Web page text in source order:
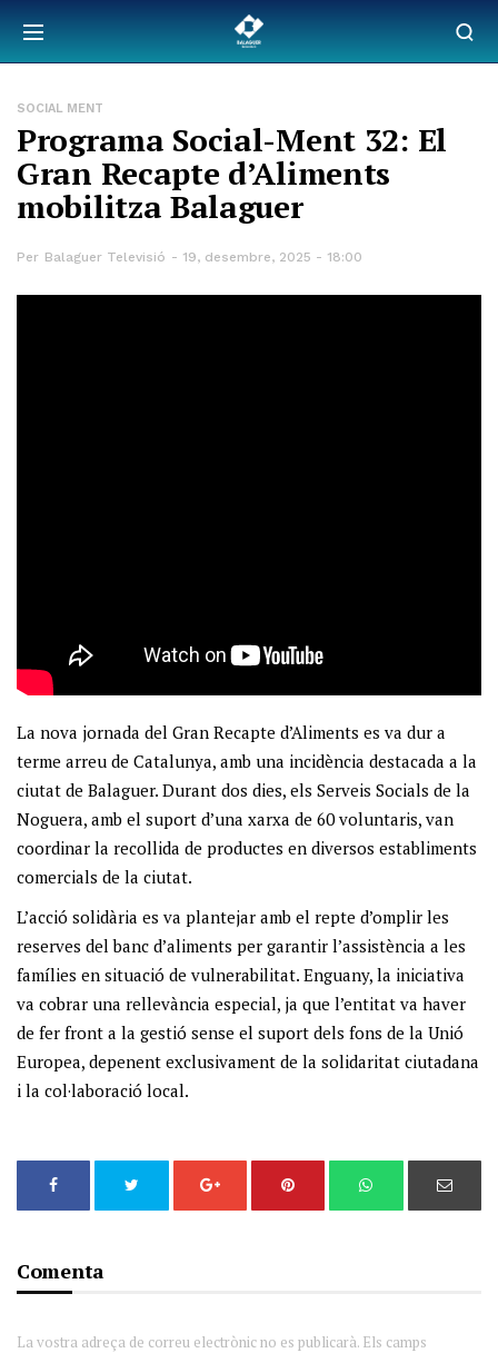
SOCIAL MENT
Programa Social-Ment 32: El
Gran Recapte d’Aliments
mobilitza Balaguer
Per Balaguer Televisió 19, desembre, 2025 - 18:00
La nova jornada del Gran Recapte d’Aliments es va dur a
terme arreu de Catalunya, amb una incidència destacada a la
ciutat de Balaguer. Durant dos dies, els Serveis Socials de la
Noguera, amb el suport d’una xarxa de 60 voluntaris, van
coordinar la recollida de productes en diversos establiments
comercials de la ciutat.
L’acció solidària es va plantejar amb el repte d’omplir les
reserves del banc d’aliments per garantir l’assistència a les
famílies en situació de vulnerabilitat. Enguany, la iniciativa
va cobrar una rellevància especial, ja que l’entitat va haver
de fer front a la gestió sense el suport dels fons de la Unió
Europea, depenent exclusivament de la solidaritat ciutadana
i la col·laboració local.
Comenta
La vostra adreça de correu electrònic no es publicarà. Els camps